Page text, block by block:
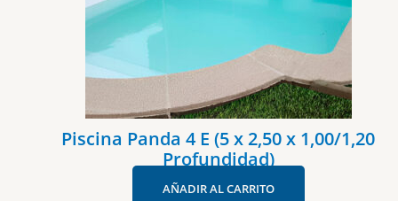
Piscina Panda 4 E (5 x 2,50 x 1,00/1,20
Profundidad)
AÑADIR AL CARRITO